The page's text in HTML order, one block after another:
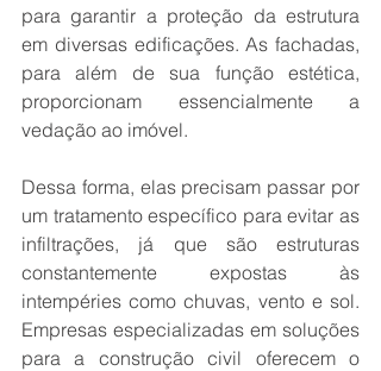
para garantir a proteção da estrutura
em diversas edificações. As fachadas,
para além de sua função estética,
proporcionam essencialmente a
vedação ao imóvel.
Dessa forma, elas precisam passar por
um tratamento específico para evitar as
infiltrações, já que são estruturas
constantemente expostas às
intempéries como chuvas, vento e sol.
Empresas especializadas em soluções
para a construção civil oferecem o